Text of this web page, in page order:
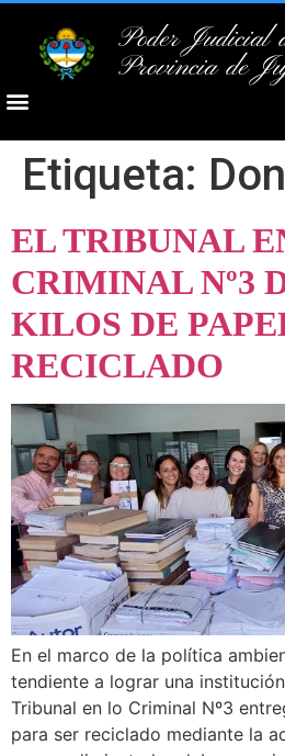
Poder Judicial
Provincia de
Etiqueta:
EL TRIBUNAL
CRIMINAL Nº3
KILOS DE
RECICLADO
En el marco de la política
tendiente a lograr una
Tribunal en lo Criminal Nº3
para ser reciclado mediante la